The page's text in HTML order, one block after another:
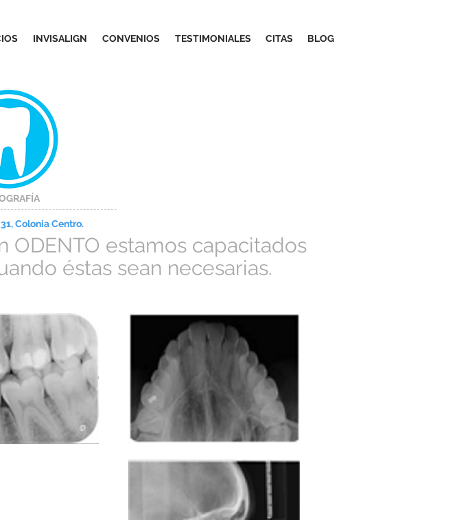
INVISALIGN CONVENIOS TESTIMONIALES CITAS BLOG
Colonia Centro.
estamos capacitados
éstas sean necesarias.